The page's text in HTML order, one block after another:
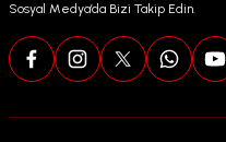
Sosyal Medya’da Bizi Takip Edin.